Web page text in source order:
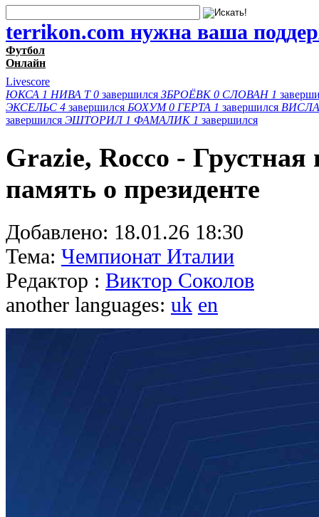
terrikon.com нужна ваша
Футбол
Онлайн
Livescore
ЮКСА 1 НИВА Т 0 завершился ЗБРОЁВК 0 СЛОВАН 1
ЭКСЕЛЬС 4 завершился БОХУМ 0 ГЕРТА 1 завершился
завершился ЭШТОРИЛ 1 ФАМАЛИК 1 завершился
Grazie, Rocco -
память о президенте
Добавлено: 18.01.26 18:30
Тема: Чемпионат Италии
Редактор : Виктор Соколов
another languages: uk en